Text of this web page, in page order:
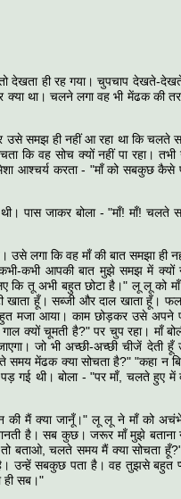
देखता ही रह गया। चुपचाप देखते-
क्या था। चलने लगा वह भी मेंढक की
उसे समझ ही नहीं आ रहा था कि चलते
कि वह सोच क्यों नहीं पा रहा।
आश्चर्य करता - "माँ को सबकुछ कैसे
पास जाकर बोला - "माँ! माँ! चलते
लगा कि वह माँ की बात समझा ही
कभी आपकी बात मुझे समझ में क्यों
कि तू अभी बहुत छोटा है।" लू लू को
खाता हूँ। सब्जी और दाल खाता हूँ।
मजा आया। काम छोड़कर उसे अपने
क्यों चूमती है?" पर चुप रहा। माँ
जो भी अच्छी-अच्छी चीजें देती हूँ
समय मेंढक क्या सोचता है?" "कहा न
गई थी। बोला - "पर माँ, चलते हुए में
की मैं क्या जानूँ।" लू लू ने माँ को
है। सब कुछ। जरूर माँ मुझे बताना
बताओ, चलते समय मैं क्या सोचता
उन्हें सबकुछ पता है। वह तुझसे बहुत
ही सब।"